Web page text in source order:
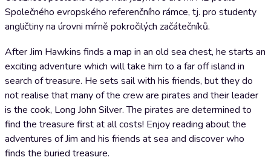
Společného evropského referenčního rámce, tj. pro studenty
angličtiny na úrovni mírně pokročilých začátečníků.
After Jim Hawkins finds a map in an old sea chest, he starts an
exciting adventure which will take him to a far off island in
search of treasure. He sets sail with his friends, but they do
not realise that many of the crew are pirates and their leader
is the cook, Long John Silver. The pirates are determined to
find the treasure first at all costs! Enjoy reading about the
adventures of Jim and his friends at sea and discover who
finds the buried treasure.